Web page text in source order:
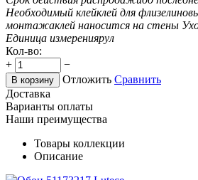
Необходимый клейклей для
монтажаклей наносится на стены
Единица измерениярул
Кол-во:
+
−
В корзину Отложить Сравнить
Доставка
Варианты оплаты
Наши преимущества
Товары коллекции
Описание